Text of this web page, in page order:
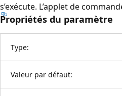
s’exécute. L’applet de
Propriétés du paramètre
Type:
Valeur par défaut: